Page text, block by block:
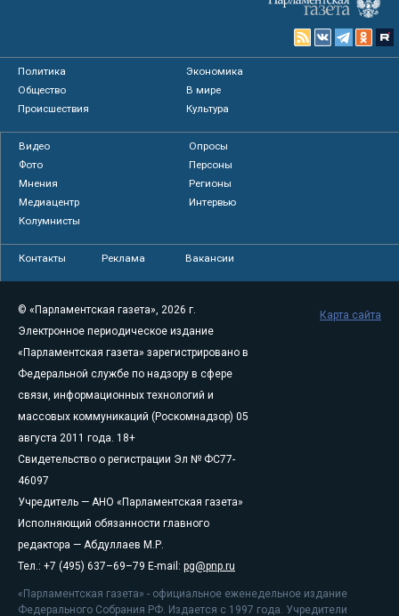
Политика
Экономика
Общество
В мире
Происшествия
Культура
Видео
Опросы
Фото
Персоны
Мнения
Регионы
Медиацентр
Интервью
Колумнисты
Контакты Реклама Вакансии
© «Парламентская газета», 2026 г.
Электронное периодическое издание
«Парламентская газета» зарегистрировано в
Федеральной службе по надзору в сфере
связи, информационных технологий и
массовых коммуникаций (Роскомнадзор) 05
августа 2011 года. 18+
Свидетельство о регистрации Эл № ФС77-
46097
Учредитель — АНО «Парламентская газета»
Исполняющий обязанности главного
редактора — Абдуллаев М.Р.
Тел.: +7 (495) 637–69–79 E-mail: pg@pnp.ru
«Парламентская газета» - официальное еженедельное издание
Федерального Собрания РФ. Издается с 1997 года. Учредители
Карта сайта